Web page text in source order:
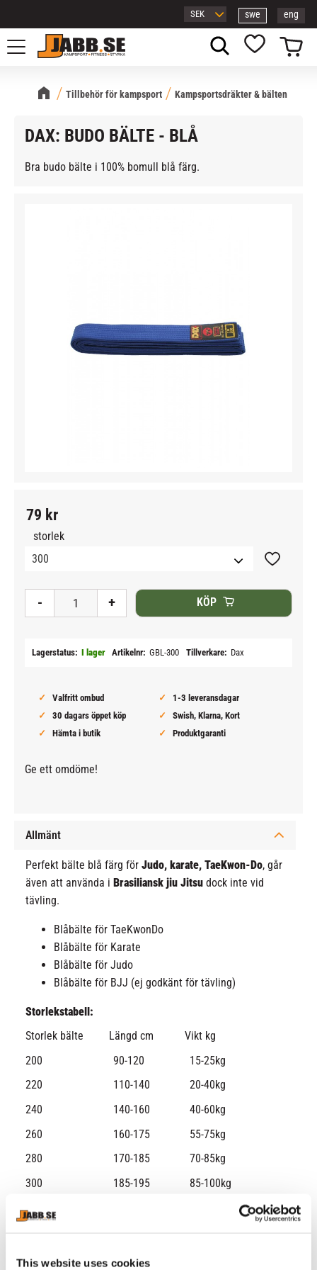
This website uses cookies
Meny
swe eng
Favoriter
Kundvagn
Tillbehör för kampsport Kampsportsdräkter & bälten
DAX: BUDO BÄLTE - BLÅ
Bra budo bälte i 100% bomull blå färg.
79 kr
storlek
+
- KÖP
Lägg till
Lagerstatus I lager Artikelnr GBL-300 Tillverkare Dax
Valfritt ombud
1-3 leveransdagar
30 dagars öppet köp
Swish, Klarna, Kort
Hämta i butik
Produktgaranti
Ge ett omdöme!
Allmänt
Perfekt bälte blå färg för Judo, karate, TaeKwon-Do, går
även att använda i Brasiliansk jiu Jitsu dock inte vid
tävling.
Blåbälte för TaeKwonDo
Blåbälte för Karate
Blåbälte för Judo
Blåbälte för BJJ (ej godkänt för tävling)
Storlekstabell:
Storlek bälte Längd cm Vikt kg
200 90-120 15-25kg
220 110-140 20-40kg
240 140-160 40-60kg
260 160-175 55-75kg
280 170-185 70-85kg
300 185-195 85-100kg
330 190-210 100-150kg